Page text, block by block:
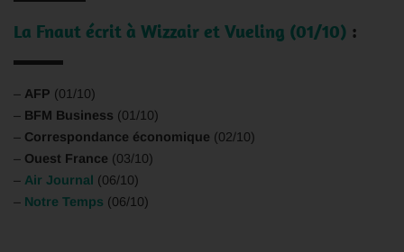
La Fnaut écrit à Wizzair et Vueling (01/10) :
– AFP (01/10)
– BFM Business (01/10)
– Correspondance économique (02/10)
– Ouest France (03/10)
– Air Journal (06/10)
– Notre Temps (06/10)